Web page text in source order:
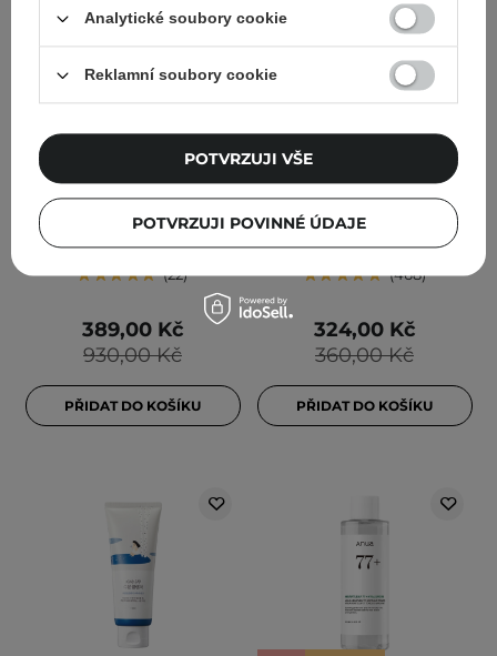
Anua - 3 Ceramide
Panthenol Moisture
Barrier Cream - Pleťový
krém s ceramidy - 100 ml
22
930,00 Kč
389,00 Kč
PŘIDAT DO KOŠÍKU
Beauty of Joseon -
Ginseng Essence Water -
Ženšenová esence - 150
ml
468
360,00 Kč
324,00 Kč
PŘIDAT DO KOŠÍKU
Analytické soubory cookie
Reklamní soubory cookie
POTVRZUJI POVINNÉ ÚDAJE
POTVRZUJI VŠE